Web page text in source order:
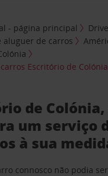
- página principal
aluguer de carros
Escritório de Colónia
de Colónia,
um serviço
à sua
connosco não podia